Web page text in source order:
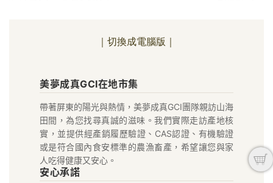
｜切換成電腦版｜
夢
成
真
GCI
美夢成真GCI在地市集
帶著屏東的陽光與熱情，美夢成真GCI團隊親訪山海
田間，為您找尋真誠的滋味。我們實際走訪產地核
實，並提供經產銷履歷驗證、CAS認證、有機驗證
或是符合國內食安標準的農漁畜產，希望讓您與家
人吃得健康又安心。
安心承諾